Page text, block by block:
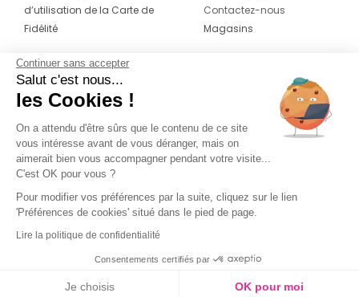
d’utilisation de la Carte de
Fidélité
Contactez-nous
Magasins
CONTACT
04 42 20 78 42
Du lundi au jeudi de 8h30 à 16h30 & le
vendredi de 8h30 à 15h30
Continuer sans accepter
Salut c'est nous...
les Cookies !
On a attendu d'être sûrs que le contenu de ce site
vous intéresse avant de vous déranger, mais on
aimerait bien vous accompagner pendant votre visite...
C'est OK pour vous ?
Pour modifier vos préférences par la suite, cliquez sur le lien
'Préférences de cookies' situé dans le pied de page.
Lire la politique de confidentialité
Consentements certifiés par
Je choisis OK pour moi